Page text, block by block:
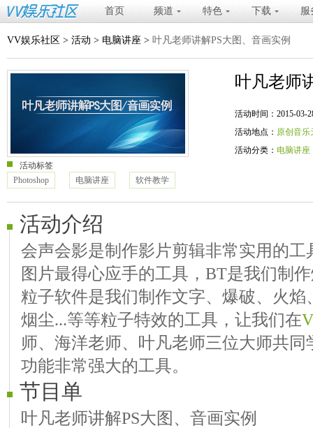
首页 频道 特色 下载 服
VV娱乐社区 > 活动 > 电脑讲座 > 叶凡老师讲解PS大图、音画实例
叶凡老师
活动时间：2015-03-
活动地点： 原创音乐
活动分类： 电脑讲座
活动标签
Photoshop
电脑讲座 软件教学
活动介绍
会声会影是制作影片剪辑非常实用的工
图片最得心应手的工具，BT是我们制
粒子软件是我们制作文字、爆破、火
烟尘...等等粒子特效的工具，让我们在
师、海洋老师、叶凡老师三位大师共
功能非常强大的工具。
节目单
叶凡老师讲解PS大图、音画实例